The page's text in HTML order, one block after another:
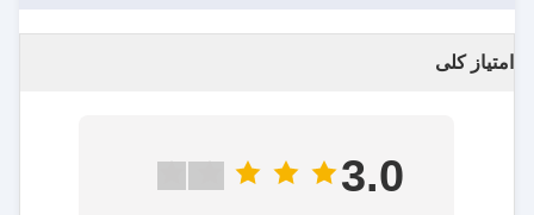
امتیاز کلی
3.0